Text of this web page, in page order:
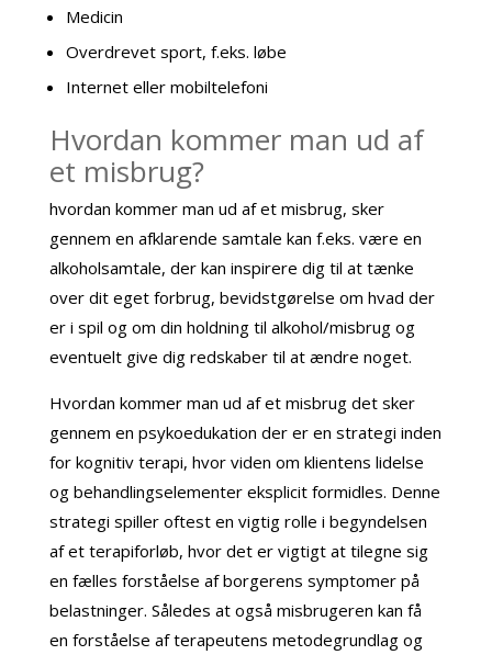
Medicin
Overdrevet sport, f.eks. løbe
Internet eller mobiltelefoni
Hvordan kommer man ud af
et misbrug?
hvordan kommer man ud af et misbrug, sker
gennem en afklarende samtale kan f.eks. være en
alkoholsamtale, der kan inspirere dig til at tænke
over dit eget forbrug, bevidstgørelse om hvad der
er i spil og om din holdning til alkohol/misbrug og
eventuelt give dig redskaber til at ændre noget.
Hvordan kommer man ud af et misbrug det sker
gennem en psykoedukation der er en strategi inden
for kognitiv terapi, hvor viden om klientens lidelse
og behandlingselementer eksplicit formidles. Denne
strategi spiller oftest en vigtig rolle i begyndelsen
af et terapiforløb, hvor det er vigtigt at tilegne sig
en fælles forståelse af borgerens symptomer på
belastninger. Således at også misbrugeren kan få
en forståelse af terapeutens metodegrundlag og